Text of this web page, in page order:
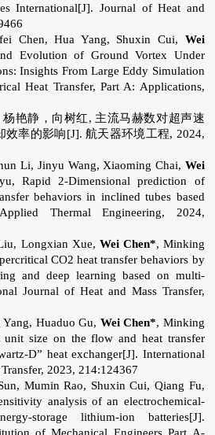
International[J]. Journal of Heat and
Chen, Hua Yang, Shuxin Cui, Wei
Evolution of Ground Vortex Under
Insights From Large Eddy Simulation
Heat Transfer, Part A: Applications,
杨艳静，向树红, 主流马赫数对超声速
效率的影响[J]. 航天器环境工程, 2024,
Li, Jinyu Wang, Xiaoming Chai, Wei
Rapid 2-Dimensional prediction of
behaviors in inclined tubes based
Thermal Engineering, 2024,
Longxian Xue, Wei Chen*, Minking
CO2 heat transfer behaviors by
and deep learning based on multi-
Journal of Heat and Mass Transfer,
Huaduo Gu, Wei Chen*, Minking
size on the flow and heat transfer
D” heat exchanger[J]. International
2023, 214:124367
Mumin Rao, Shuxin Cui, Qiang Fu,
analysis of an electrochemical-
storage lithium-ion batteries[J].